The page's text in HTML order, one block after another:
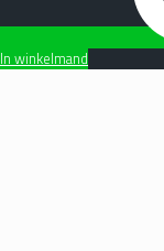
In winkelmand